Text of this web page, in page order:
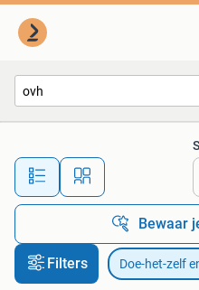
Alle
Bewaar
Filters Doe-het-zelf